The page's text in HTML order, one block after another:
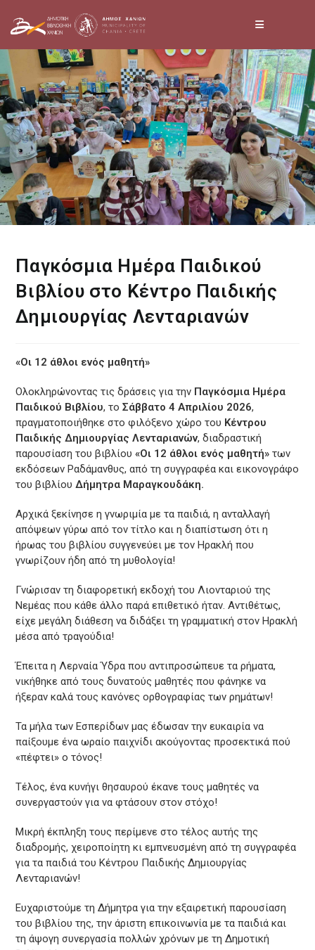
content
Παγκόσμια Ημέρα Παιδικού
Βιβλίου στο Κέντρο Παιδικής
Δημιουργίας Λενταριανών
«Οι 12 άθλοι ενός μαθητή»
Ολοκληρώνοντας τις δράσεις για την Παγκόσμια Ημέρα
Παιδικού Βιβλίου, τοΣάββατο 4 Απριλίου 2026,
πραγματοποιήθηκε στο φιλόξενο χώρο του Κέντρου
Παιδικής Δημιουργίας Λενταριανών, διαδραστική
παρουσίαση του βιβλίου«Οι 12 άθλοι ενός μαθητή» των
εκδόσεων Ραδάμανθυς, από τη συγγραφέα και εικονογράφο
του βιβλίουΔήμητρα Μαραγκουδάκη.
Αρχικά ξεκίνησε η γνωριμία με τα παιδιά, η ανταλλαγή
απόψεων γύρω από τον τίτλο και η διαπίστωση ότι η
ήρωας του βιβλίου συγγενεύει με τον Ηρακλή που
γνωρίζουν ήδη από τη μυθολογία!
Γνώρισαν τη διαφορετική εκδοχή του Λιονταριού της
Νεμέας που κάθε άλλο παρά επιθετικό ήταν. Αντιθέτως,
είχε μεγάλη διάθεση να διδάξει τη γραμματική στον Ηρακλή
μέσα από τραγούδια!
Έπειτα η Λερναία Ύδρα που αντιπροσώπευε τα ρήματα,
νικήθηκε από τους δυνατούς μαθητές που φάνηκε να
ήξεραν καλά τους κανόνες ορθογραφίας των ρημάτων!
Τα μήλα των Εσπερίδων μας έδωσαν την ευκαιρία να
παίξουμε ένα ωραίο παιχνίδι ακούγοντας προσεκτικά πού
«πέφτει» ο τόνος!
Τέλος, ένα κυνήγι θησαυρού έκανε τους μαθητές να
συνεργαστούν για να φτάσουν στον στόχο!
Μικρή έκπληξη τους περίμενε στο τέλος αυτής της
διαδρομής, χειροποίητη κι εμπνευσμένη από τη συγγραφέα
για τα παιδιά του Κέντρου Παιδικής Δημιουργίας
Λενταριανών!
Ευχαριστούμε τη Δήμητρα για την εξαιρετική παρουσίαση
του βιβλίου της, την άριστη επικοινωνία με τα παιδιά και
τη άψογη συνεργασία πολλών χρόνων με τη Δημοτική